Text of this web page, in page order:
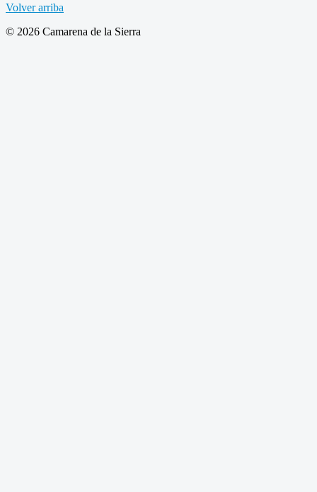
Volver arriba
© 2026 Camarena de la Sierra